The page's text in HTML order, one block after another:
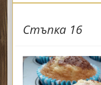
Стъпка 16